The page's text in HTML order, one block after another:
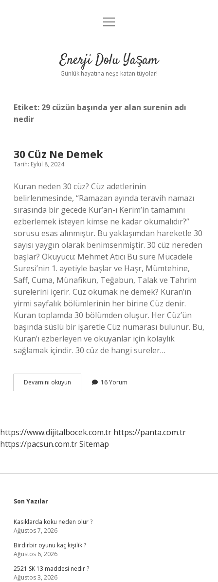
Anasayfa
Yasal Uyarı
menüyü
Enerji Dolu Yaşam
Günlük hayatına neşe katan tüyolar!
Etiket: 29 cüzün başında yer alan surenin adı
nedir
30 Cüz Ne Demek
Tarih: Eylül 8, 2024
Kuran neden 30 cüz? Cüz adetlerinin
belirlenmesinde, “Ramazan ayında teravih namazı
sırasında bir gecede Kur’an-ı Kerim’in tamamını
ezberlemek isteyen kimse ne kadar okumalıdır?”
sorusu esas alınmıştır. Bu yaklaşımdan hareketle 30
sayısı yaygın olarak benimsenmiştir. 30 cüz nereden
başlar? Okuyucu: Mehmet Atıcı Bu sure Mücadele
Suresi’nin 1. ayetiyle başlar ve Haşr, Mümtehine,
Saff, Cuma, Münafikun, Teğabun, Talak ve Tahrim
surelerini içerir. Cüz okumak ne demek? Kuran’ın
yirmi sayfalık bölümlerinin her birine Cüz denir.
Kuran toplamda 30 bölümden oluşur. Her Cüz’ün
başında süslü bir işaretle Cüz numarası bulunur. Bu,
Kuran’ı ezberleyen ve okuyanlar için kolaylık
sağlamak içindir. 30 cüz de hangi sureler…
Devamını okuyun
Cüz
16 Yorum
https://www.dijitalbocek.com.tr https://panta.com.tr
https://pacsun.com.trSitemap
Sidebar
Son Yazılar
Kasıklarda koku neden olur ?
Ağustos 7, 2026
Birdirbir oyunu kaç kişilik ?
Ağustos 6, 2026
2521 SK 13 maddesi nedir ?
Ağustos 3, 2026